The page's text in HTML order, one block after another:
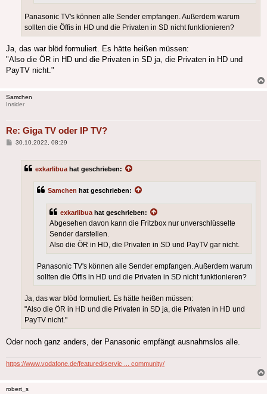
Panasonic TV's können alle Sender empfangen. Außerdem warum
sollten die Öffis in HD und die Privaten in SD nicht funktionieren?
Ja, das war blöd formuliert. Es hätte heißen müssen:
"Also die ÖR in HD und die Privaten in SD ja, die Privaten in HD und
PayTV nicht."
Samchen
Insider
Re: Giga TV oder IP TV?
Beitrag
30.10.2022, 08:29
exkarlibua hat geschrieben:
Samchen hat geschrieben:
exkarlibua hat geschrieben:
Abgesehen davon kann die Fritzbox nur unverschlüsselte
Sender darstellen.
Also die ÖR in HD, die Privaten in SD und PayTV gar nicht.
Panasonic TV's können alle Sender empfangen. Außerdem warum
sollten die Öffis in HD und die Privaten in SD nicht funktionieren?
Ja, das war blöd formuliert. Es hätte heißen müssen:
"Also die ÖR in HD und die Privaten in SD ja, die Privaten in HD und
PayTV nicht."
Oder noch ganz anders, der Panasonic empfängt ausnahmslos alle.
https://www.vodafone.de/featured/servic ... community/
robert_s